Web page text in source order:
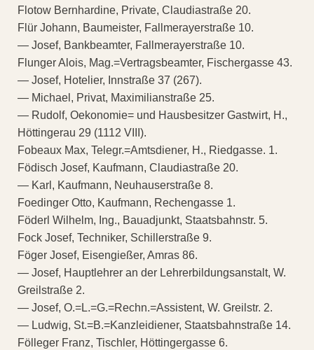
Flotow Bernhardine, Private, Claudiastraße 20.
Flür Johann, Baumeister, Fallmerayerstraße 10.
— Josef, Bankbeamter, Fallmerayerstraße 10.
Flunger Alois, Mag.=Vertragsbeamter, Fischergasse 43.
— Josef, Hotelier, Innstraße 37 (267).
— Michael, Privat, Maximilianstraße 25.
— Rudolf, Oekonomie= und Hausbesitzer Gastwirt, H.,
Höttingerau 29 (1112 VIII).
Fobeaux Max, Telegr.=Amtsdiener, H., Riedgasse. 1.
Födisch Josef, Kaufmann, Claudiastraße 20.
— Karl, Kaufmann, Neuhauserstraße 8.
Foedinger Otto, Kaufmann, Rechengasse 1.
Föderl Wilhelm, Ing., Bauadjunkt, Staatsbahnstr. 5.
Fock Josef, Techniker, Schillerstraße 9.
Föger Josef, Eisengießer, Amras 86.
— Josef, Hauptlehrer an der Lehrerbildungsanstalt, W.
Greilstraße 2.
— Josef, O.=L.=G.=Rechn.=Assistent, W. Greilstr. 2.
— Ludwig, St.=B.=Kanzleidiener, Staatsbahnstraße 14.
Fölleger Franz, Tischler, Höttingergasse 6.